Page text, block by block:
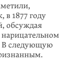
в 1877 году
обсуждая
нарицательном
В следующую